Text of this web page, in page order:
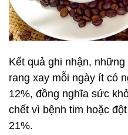
Kết quả ghi nhận,
rang xay mỗi ngày ít có
12%, đồng nghĩa sức
chết vì bệnh tim hoặc
21%.